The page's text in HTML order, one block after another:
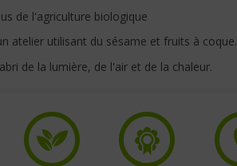
de l'agriculture biologique
atelier utilisant du sésame et fruits à coque.
de la lumière, de l'air et de la chaleur.